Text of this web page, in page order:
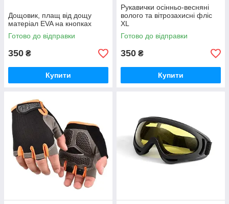
Дощовик, плащ від дощу
матеріал EVA на кнопках
Готово до відправки
350 ₴
Купити
Рукавички осінньо-весняні
волого та вітрозахисні фліс
XL
Готово до відправки
350 ₴
Купити